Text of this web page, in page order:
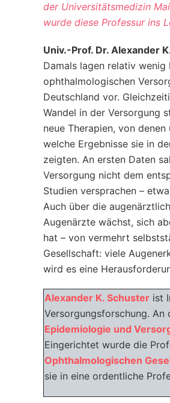
der Universitätsmedizin
wurde diese Professur ins
Univ.-Prof. Dr. Alexander
Damals lagen relativ wenig
ophthalmologischen
Deutschland vor.
Wandel in der Versorgung
neue Therapien, von denen
welche Ergebnisse sie in
zeigten. An ersten Daten
Versorgung nicht dem
Studien versprachen –
Auch über die
Augenärzte wächst, sich
hat – von vermehrt
Gesellschaft: viele
wird es eine
Alexander K. Schuster ist
Versorgungsforschung. An
Epidemiologie und
Eingerichtet wurde die
Ophthalmologischen
sie in eine ordentliche